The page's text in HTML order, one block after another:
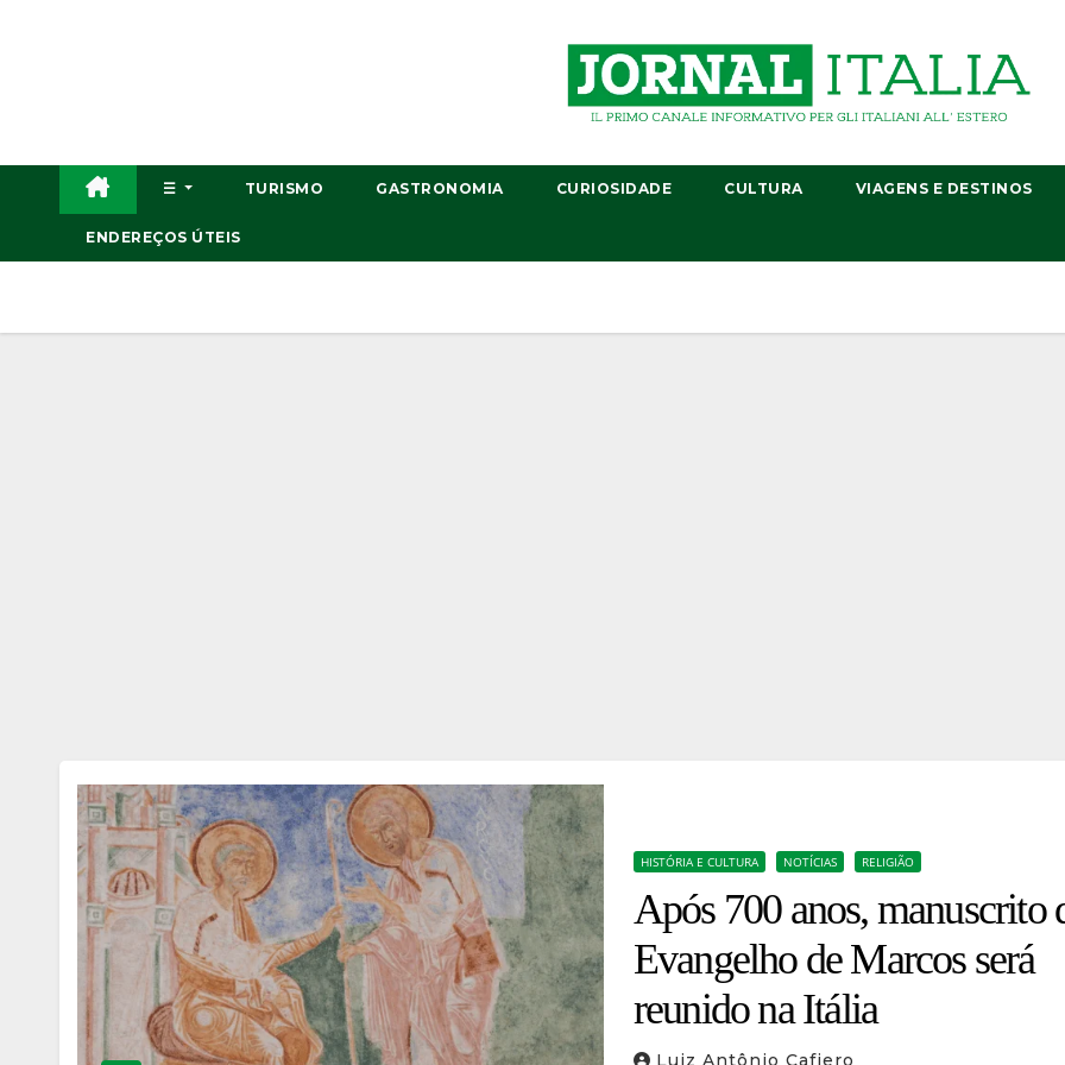
☰ TURISMO GASTRONOMIA CURIOSIDADE CULTURA VIAGENS E DESTINOS
ENDEREÇOS ÚTEIS
HISTÓRIA E CULTURA NOTÍCIAS RELIGIÃO
Após 700 anos, manuscrito
Evangelho de Marcos será
reunido na Itália
Luiz Antônio Cafiero